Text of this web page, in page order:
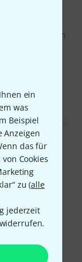
ein
was
Beispiel
Anzeigen
das für
Cookies
zu (alle
jederzeit
drei ...
Arm mit einem
aufklappen
so das
so
Daher